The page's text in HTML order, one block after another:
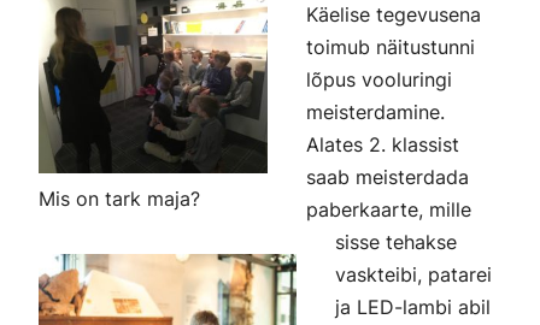
Mis on tark maja?
Käelise tegevusena
toimub näitustunni
lõpus vooluringi
meisterdamine.
Alates 2. klassist
saab meisterdada
paberkaarte, mille
sisse tehakse
vaskteibi, patarei
ja LED-lambi abil